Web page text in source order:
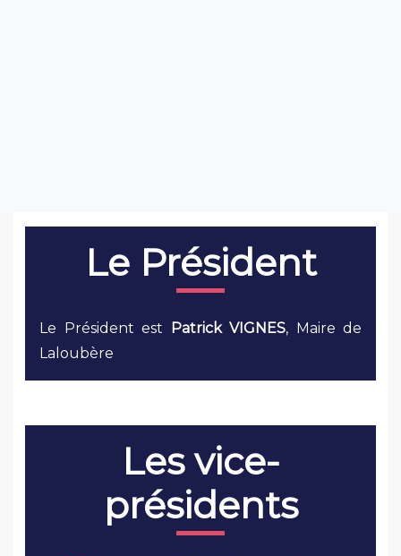
Le Président
Le Président est Patrick VIGNES, Maire de
Laloubère
Les vice-
présidents